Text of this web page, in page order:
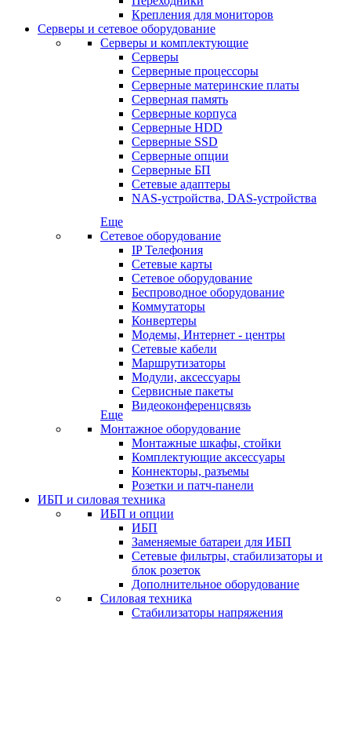
Крепления для мониторов
Серверы и сетевое оборудование
Серверы и комплектующие
Серверы
Серверные процессоры
Серверные материнские платы
Серверная память
Серверные корпуса
Серверные HDD
Серверные SSD
Серверные опции
Серверные БП
Сетевые адаптеры
NAS-устройства, DAS-устройства
Еще
Сетевое оборудование
IP Телефония
Сетевые карты
Сетевое оборудование
Беспроводное оборудование
Коммутаторы
Конвертеры
Модемы, Интернет - центры
Сетевые кабели
Маршрутизаторы
Модули, аксессуары
Сервисные пакеты
Видеоконференцсвязь
Еще
Монтажное оборудование
Монтажные шкафы, стойки
Комплектующие аксессуары
Коннекторы, разъемы
Розетки и патч-панели
ИБП и силовая техника
ИБП и опции
ИБП
Заменяемые батареи для ИБП
Сетевые фильтры, стабилизаторы и
блок розеток
Дополнительное оборудование
Силовая техника
Стабилизаторы напряжения